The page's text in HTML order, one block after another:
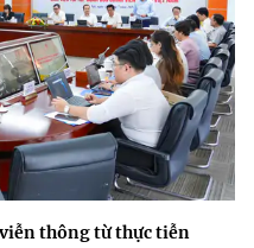
thông từ thực tiễn